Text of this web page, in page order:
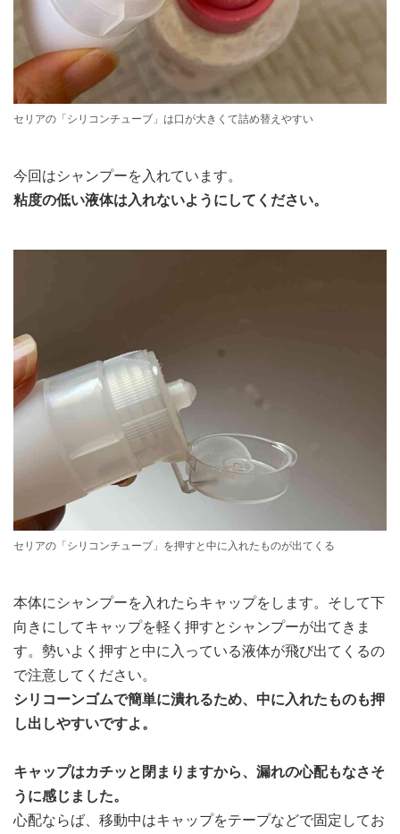
セリアの「シリコンチューブ」は口が大きくて詰め替えやすい
今回はシャンプーを入れています。
粘度の低い液体は入れないようにしてください。
セリアの「シリコンチューブ」を押すと中に入れたものが出てくる
本体にシャンプーを入れたらキャップをします。そして下
向きにしてキャップを軽く押すとシャンプーが出てきま
す。勢いよく押すと中に入っている液体が飛び出てくるの
で注意してください。
シリコーンゴムで簡単に潰れるため、中に入れたものも押
し出しやすいですよ。
キャップはカチッと閉まりますから、漏れの心配もなさそ
うに感じました。
心配ならば、移動中はキャップをテープなどで固定してお